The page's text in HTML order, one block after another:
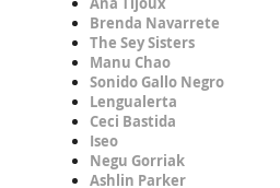
Brenda Navarrete
The Sey Sisters
Manu Chao
Sonido Gallo Negro
Lengualerta
Ceci Bastida
Iseo
Negu Gorriak
Ashlin Parker